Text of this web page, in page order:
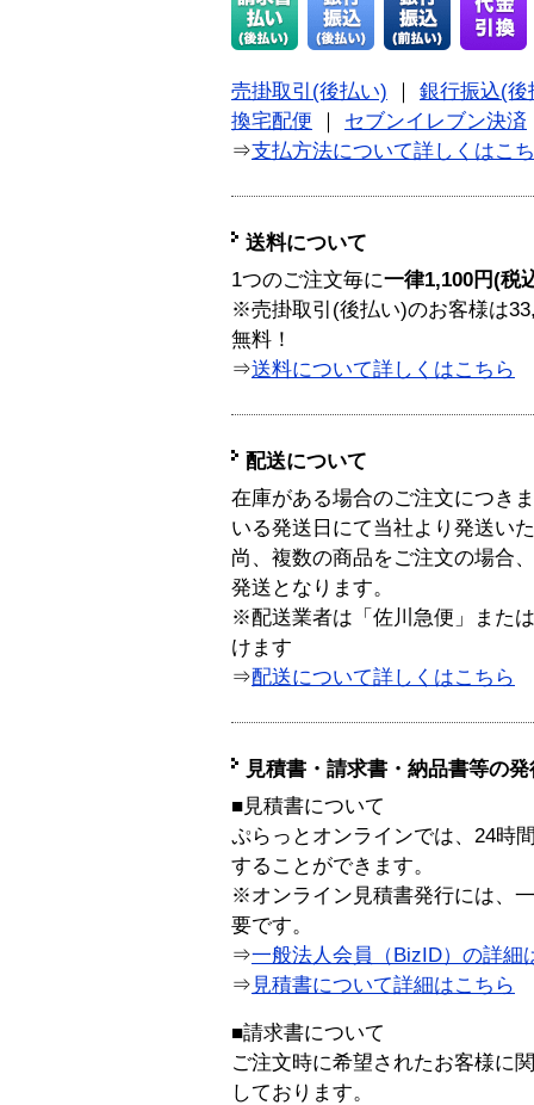
売掛取引(後払い) ｜ 銀行振込(後
換宅配便 ｜ セブンイレブン決済
⇒支払方法について詳しくはこ
送料について
1つのご注文毎に一律1,100円(税
※売掛取引(後払い)のお客様は
無料！
⇒送料について詳しくはこちら
配送について
在庫がある場合のご注文につき
いる発送日にて当社より発送い
尚、複数の商品をご注文の場合
発送となります。
※配送業者は「佐川急便」また
けます
⇒配送について詳しくはこちら
見積書・請求書・納品書等の
■見積書について
ぷらっとオンラインでは、24時
することができます。
※オンライン見積書発行には、
要です。
⇒一般法人会員（BizID）の詳細
⇒ 見積書について詳細はこちら
■請求書について
ご注文時に希望されたお客様に
しております。